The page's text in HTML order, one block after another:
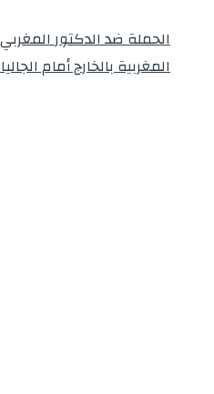
الحملة ضد الدكتور
المغربية بالخارج أمام